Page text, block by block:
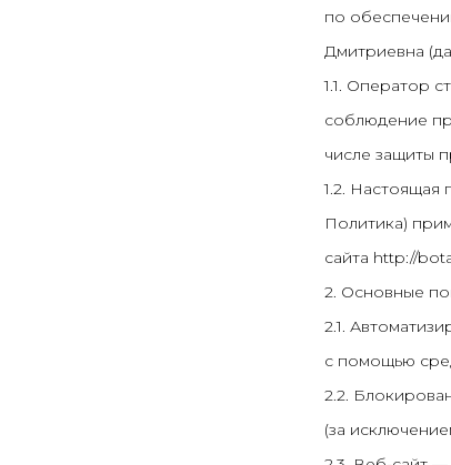
по
Дмитриевна
1.1. Оператор
соблюдение
числе защиты
1.2.
Политика)
сайта http://
2. Основные
2.1.
с помощью
2.2.
(за